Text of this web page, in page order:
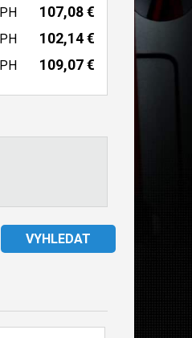
107,08 €
102,14 €
109,07 €